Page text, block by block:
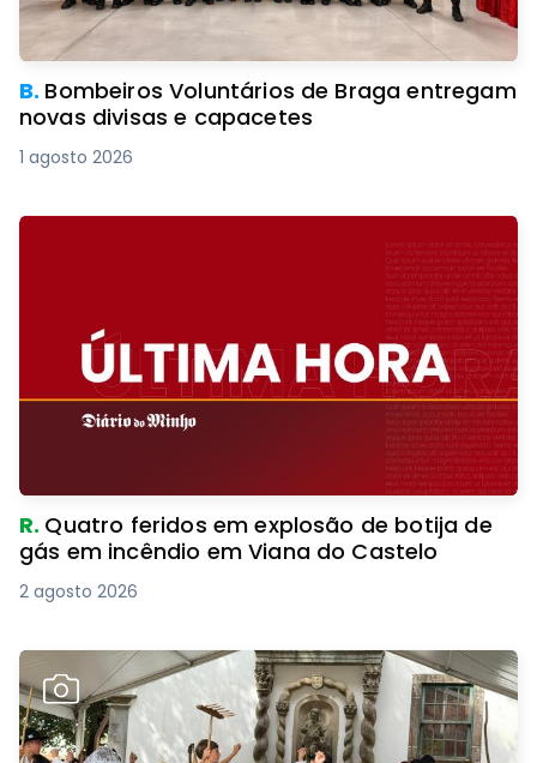
B. Bombeiros Voluntários de Braga entregam
novas divisas e capacetes
1 agosto 2026
R. Quatro feridos em explosão de botija de
gás em incêndio em Viana do Castelo
2 agosto 2026